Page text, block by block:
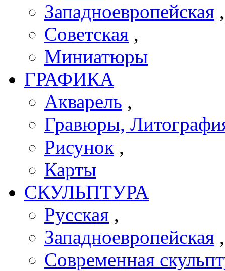
Западноевропейская
Советская ,
Миниатюры
ГРАФИКА
Акварель ,
Гравюры,
Рисунок ,
Карты
СКУЛЬПТУРА
Русская ,
Западноевропейская
Современная